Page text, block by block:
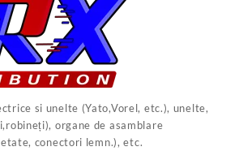
si unelte (Yato,Vorel, etc.), unelte,
organe de asamblare
conectori lemn.), etc.